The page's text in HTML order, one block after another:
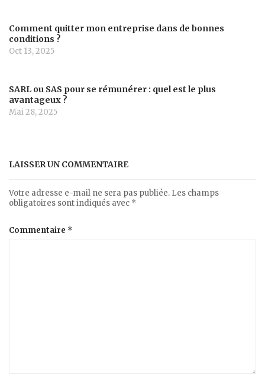
Comment quitter mon entreprise dans de bonnes
conditions ?
Oct 13, 2025
SARL ou SAS pour se rémunérer : quel est le plus
avantageux ?
Mai 28, 2025
LAISSER UN COMMENTAIRE
Votre adresse e-mail ne sera pas publiée. Les champs
obligatoires sont indiqués avec *
Commentaire *